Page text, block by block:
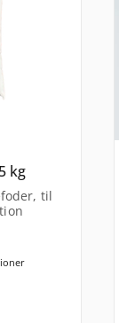
kg
til